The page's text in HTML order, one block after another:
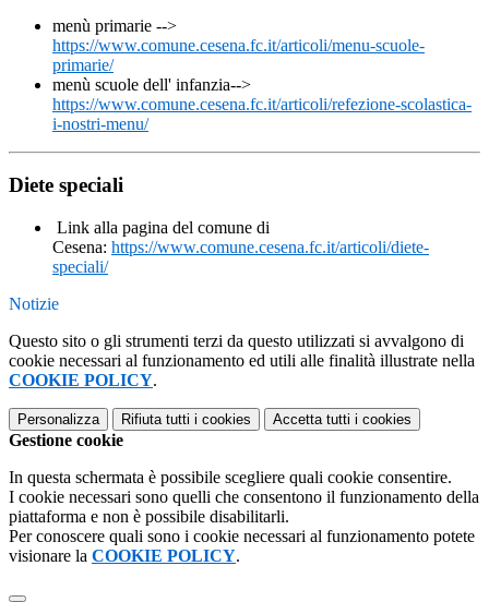
menù primarie -->
https://www.comune.cesena.fc.it/articoli/menu-scuole-
primarie/
menù scuole dell' infanzia-->
https://www.comune.cesena.fc.it/articoli/refezione-scolastica-
i-nostri-menu/
Diete speciali
Link alla pagina del comune di
Cesena: https://www.comune.cesena.fc.it/articoli/diete-
speciali/
Notizie
Questo sito o gli strumenti terzi da questo utilizzati si avvalgono di
cookie necessari al funzionamento ed utili alle finalità illustrate nella
COOKIE POLICY.
Personalizza Rifiuta tutti i cookies Accetta tutti i cookies
Gestione cookie
In questa schermata è possibile scegliere quali cookie consentire.
I cookie necessari sono quelli che consentono il funzionamento della
piattaforma e non è possibile disabilitarli.
Per conoscere quali sono i cookie necessari al funzionamento potete
visionare la COOKIE POLICY.